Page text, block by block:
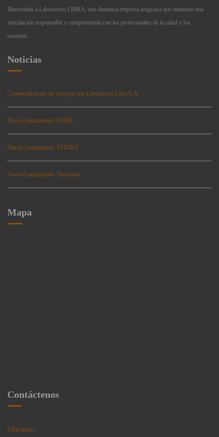
Bienvenido a Laboratorio LIBRA, una dinámica empresa uruguaya que mantiene una
vinculación responsable y comprometida con los profesionales de la salud y los
usuarios.
Noticias
Comercialización de Seroquel por Laboratorio Libra S.A.
Nuevo Lanzamiento: INBEC
Nuevo Lanzamiento: STIGRA
Nuevo Lanzamiento: Thromban
Mapa
Contáctenos
Oficinas: